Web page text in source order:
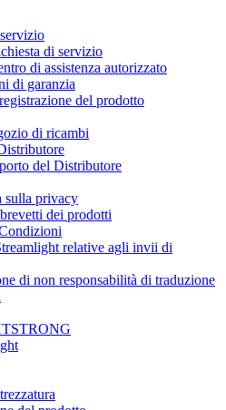
di servizio
di assistenza autorizzato
di garanzia
del prodotto
di ricambi
del Distributore
sulla privacy
dei prodotti
relative agli invii di
di non responsabilità di traduzione